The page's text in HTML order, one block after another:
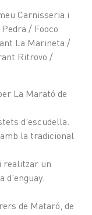
Carnisseria i
/ Fooco
La Marineta /
Ritrovo /
La Marató de
d’escudella.
la tradicional
realitzar un
de Mataró, de